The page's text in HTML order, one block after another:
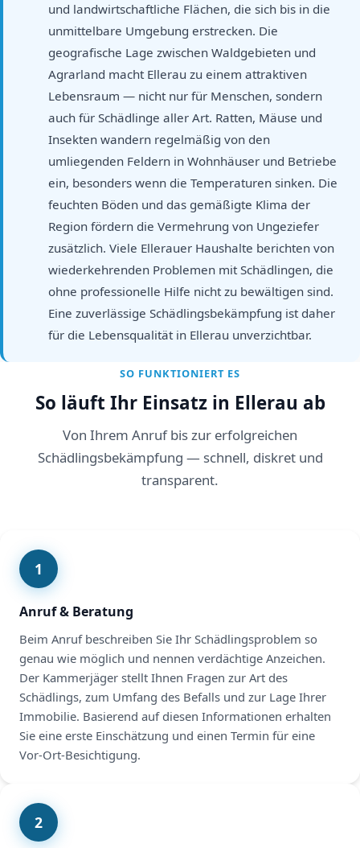
und landwirtschaftliche Flächen, die sich bis in die
unmittelbare Umgebung erstrecken. Die
geografische Lage zwischen Waldgebieten und
Agrarland macht Ellerau zu einem attraktiven
Lebensraum — nicht nur für Menschen, sondern
auch für Schädlinge aller Art. Ratten, Mäuse und
Insekten wandern regelmäßig von den
umliegenden Feldern in Wohnhäuser und Betriebe
ein, besonders wenn die Temperaturen sinken. Die
feuchten Böden und das gemäßigte Klima der
Region fördern die Vermehrung von Ungeziefer
zusätzlich. Viele Ellerauer Haushalte berichten von
wiederkehrenden Problemen mit Schädlingen, die
ohne professionelle Hilfe nicht zu bewältigen sind.
Eine zuverlässige Schädlingsbekämpfung ist daher
für die Lebensqualität in Ellerau unverzichtbar.
SO FUNKTIONIERT ES
So läuft Ihr Einsatz in Ellerau ab
Von Ihrem Anruf bis zur erfolgreichen
Schädlingsbekämpfung — schnell, diskret und
transparent.
1
Anruf & Beratung
Beim Anruf beschreiben Sie Ihr Schädlingsproblem so
genau wie möglich und nennen verdächtige Anzeichen.
Der Kammerjäger stellt Ihnen Fragen zur Art des
Schädlings, zum Umfang des Befalls und zur Lage Ihrer
Immobilie. Basierend auf diesen Informationen erhalten
Sie eine erste Einschätzung und einen Termin für eine
Vor-Ort-Besichtigung.
2